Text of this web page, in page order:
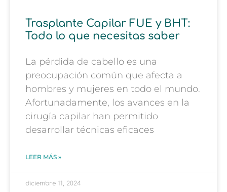
Trasplante Capilar FUE y BHT:
Todo lo que necesitas saber
La pérdida de cabello es una
preocupación común que afecta a
hombres y mujeres en todo el mundo.
Afortunadamente, los avances en la
cirugía capilar han permitido
desarrollar técnicas eficaces
LEER MÁS »
diciembre 11, 2024